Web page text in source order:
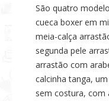
São quatro
cueca boxer em
meia-calça
segunda pele
arrastão com
calcinha tanga,
sem costura, com